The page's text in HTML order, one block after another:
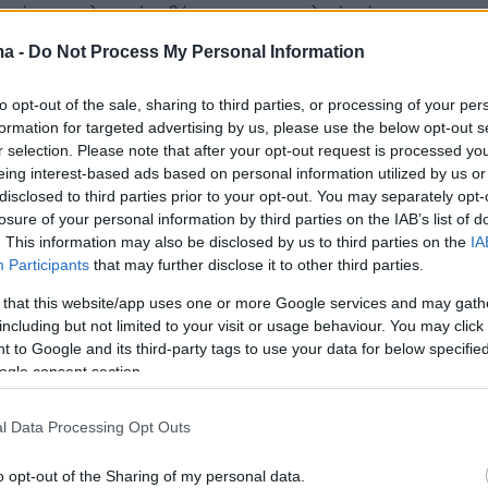
- Do Not Process My Personal Information
opt-out of the sale, sharing to third parties, or processing of your
for targeted advertising by us, please use the below opt-out
selection. Please note that after your opt-out request is processed
interest-based ads based on personal information utilized by us
to third parties prior to your opt-out. You may separately
of your personal information by third parties on the IAB’s list of
This information may also be disclosed by us to third parties on the
Participants that may further disclose it to other third parties.
that this website/app uses one or more Google services and may
but not limited to your visit or usage behaviour. You may
to Google and its third-party tags to use your data for below
consent section.
Data Processing Opt Outs
opt-out of the Sharing of my personal data.
τις τελευταίες θέσεις για την τελική φάση σε
Παγκοσμίου Κυπέλλου:
των play off για τα
εισιτήρια
που θα διεκδικήσουν τον ερχόμενο Μάρτιο τα
1
Μπουφόν έκανε ντεμπούτο με
στην Κ19 της Τσεχίας - Δείτε
1